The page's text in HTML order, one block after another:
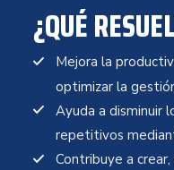
¿QUÉ
Mejora la
optimizar la
Ayuda a disminuir
repetitivos
Contribuye a